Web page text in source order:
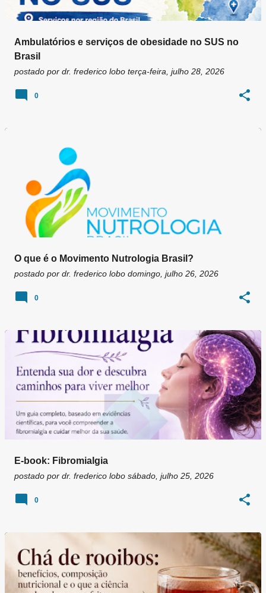
Ambulatórios e serviços de obesidade no SUS no
Brasil
postado por dr. frederico lobo terça-feira, julho 28, 2026
0
O que é o Movimento Nutrologia Brasil?
postado por dr. frederico lobo domingo, julho 26, 2026
0
E-book: Fibromialgia
postado por dr. frederico lobo sábado, julho 25, 2026
0